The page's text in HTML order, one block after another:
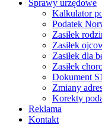
Sprawy urzędowe
Kalkulator
Podatek
Zasiłek
Zasiłek
Zasiłek dla
Zasiłek
Dokument
Zmiany
Korekty
Reklama
Kontakt